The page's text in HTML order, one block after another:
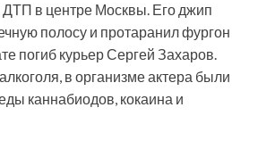
в центре Москвы. Его джип
полосу и протаранил фургон
погиб курьер Сергей Захаров.
в организме актера были
каннабиодов, кокаина и